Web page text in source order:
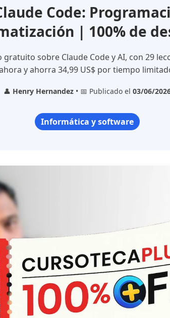
Code:
| 100% de
sobre Claude Code y AI, con 29
y ahorra 34,99 US$ por tiempo
👤 Henry Hernandez • 📅 Publicado el 03/06/
Informática y software